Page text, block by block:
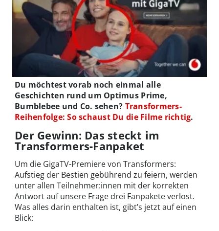
Du möchtest vorab noch einmal alle
Geschichten rund um Optimus Prime,
Bumblebee und Co. sehen? Transformers-
Reihenfolge: So schaust Du die Filme richtig.
Der Gewinn: Das steckt im
Transformers-Fanpaket
Um die GigaTV-Premiere von Transformers:
Aufstieg der Bestien gebührend zu feiern, werden
unter allen Teilnehmer:innen mit der korrekten
Antwort auf unsere Frage drei Fanpakete verlost.
Was alles darin enthalten ist, gibt’s jetzt auf einen
Blick: